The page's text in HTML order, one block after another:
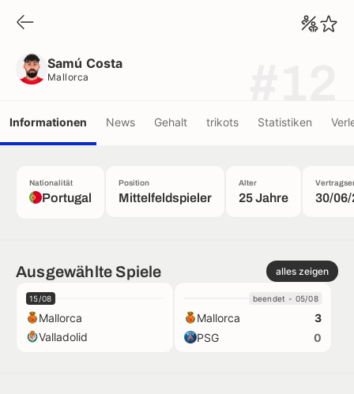
Samú Costa
Mallorca
Informationen News Gehalt trikots Statistiken
Nationalität
Portugal
Position
Mittelfeldspieler
Alter
25 Jahre 30/06/
Ausgewählte Spiele alles zeigen
15/08
Mallorca
Valladolid
beendet - 05/08
Mallorca
3
PSG
0